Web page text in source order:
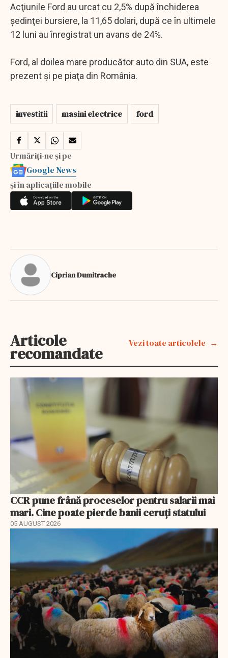
Acţiunile Ford au urcat cu 2,5% după închiderea
şedinţei bursiere, la 11,65 dolari, după ce în ultimele
12 luni au înregistrat un avans de 24%.
Ford, al doilea mare producător auto din SUA, este
prezent şi pe piaţa din România.
investitii masini electrice ford
Urmăriți-ne și pe
Google News
și în aplicațiile mobile
Ciprian Dumitrache
Articole
recomandate
Vezi toate articolele
CCR pune frână proceselor pentru salarii mai
mari. Cine poate pierde banii ceruți statului
05 AUGUST 2026